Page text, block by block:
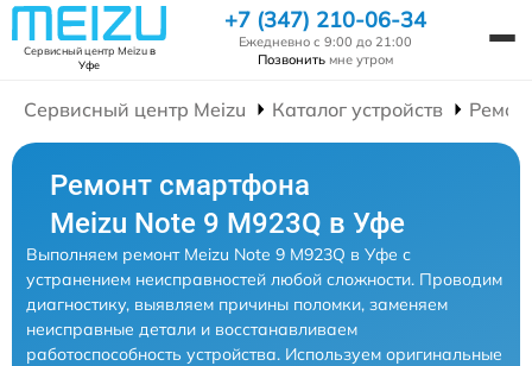
Сервисный центр Meizuв
Уфе
+7 (347) 210-06-34
Ежедневно с 9:00 до 21:00
Позвонить мне утром
Сервисный центр Meizu Каталог устройств
Ремонт смартфона
Meizu Note 9 M923Q в Уфе
Выполняем ремонт Meizu Note 9 M923Q в Уфе с
устранением неисправностей любой сложности. Проводим
диагностику, выявляем причины поломки, заменяем
неисправные детали и восстанавливаем
работоспособность устройства. Используем оригинальные